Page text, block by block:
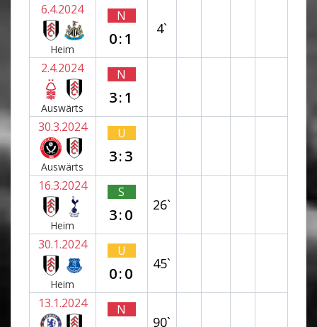
6.4.2024
Heim
N
0:1
4`
2.4.2024
Auswärts
N
3:1
30.3.2024
Auswärts
U
3:3
16.3.2024
Heim
S
3:0
26`
30.1.2024
Heim
U
0:0
45`
13.1.2024 N
90`